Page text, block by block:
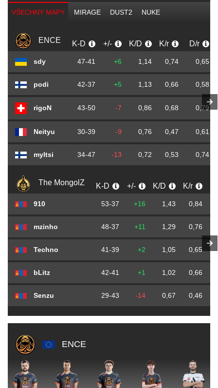
VŠECHNY MAPY MIRAGE DUST2 NUKE
ENCE K-D +/- K/D K/r D/r
sdy 47-41 +6 1,14 0,74 0,65
podi 42-37 +5 1,13 0,66 0,58
rigoN 43-50 -7 0,86 0,68 0,79
Neityu 30-39 -9 0,76 0,47 0,61
myltsi 34-47 -13 0,72 0,53 0,74
The MongolZ K-D +/- K/D K/r
910 53-37 +16 1,43 0,84
mzinho 48-37 +11 1,29 0,76
Techno 41-39 +2 1,05 0,65
bLitz 42-41 +1 1,02 0,66
Senzu 29-43 -14 0,67 0,46
ENCE